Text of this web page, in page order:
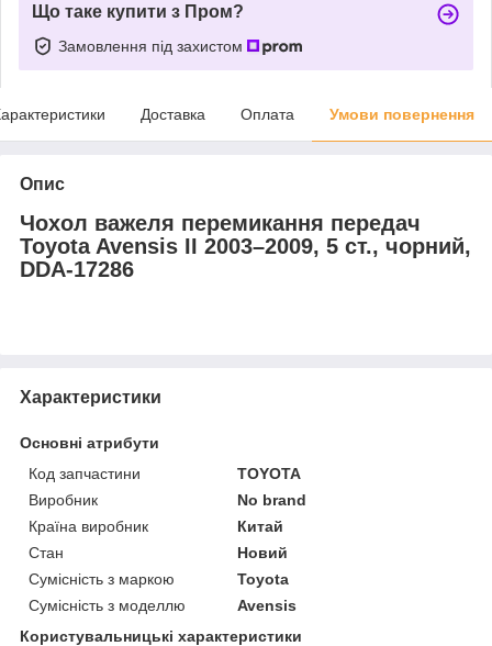
Що таке купити з Пром?
Замовлення під захистом
Доставка Оплата Умови повернення
Опис
Чохол важеля перемикання передач
Toyota Avensis II 2003–2009, 5 ст., чорний,
DDA-17286
Характеристики
Основні атрибути
Код запчастини
TOYOTA
Виробник
No brand
Країна виробник
Китай
Стан
Новий
Сумісність з маркою
Toyota
Сумісність з моделлю
Avensis
Користувальницькі характеристики